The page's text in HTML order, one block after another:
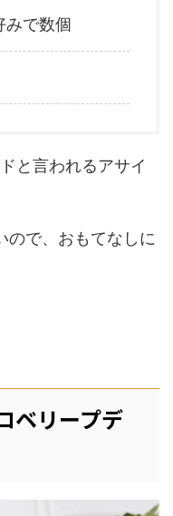
で数個
と言われるアサイ
ので、おもてなしに
ベリープデ